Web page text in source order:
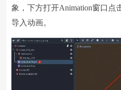
象，下方打开Animation窗口点
导入动画。